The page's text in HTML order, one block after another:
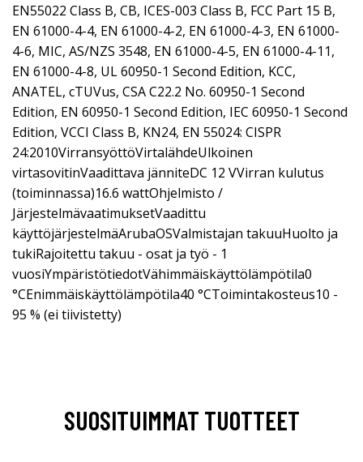
EN55022 Class B, CB, ICES-003 Class B, FCC Part 15 B,
EN 61000-4-4, EN 61000-4-2, EN 61000-4-3, EN 61000-
4-6, MIC, AS/NZS 3548, EN 61000-4-5, EN 61000-4-11,
EN 61000-4-8, UL 60950-1 Second Edition, KCC,
ANATEL, cTUVus, CSA C22.2 No. 60950-1 Second
Edition, EN 60950-1 Second Edition, IEC 60950-1 Second
Edition, VCCI Class B, KN24, EN 55024: CISPR
24:2010VirransyöttöVirtalähdeUlkoinen
virtasovitinVaadittava jänniteDC 12 VVirran kulutus
(toiminnassa)16.6 wattOhjelmisto /
JärjestelmävaatimuksetVaadittu
käyttöjärjestelmäArubaOSValmistajan takuuHuolto ja
tukiRajoitettu takuu - osat ja työ - 1
vuosiYmpäristötiedotVähimmäiskäyttölämpötila0
°CEnimmäiskäyttölämpötila40 °CToimintakosteus10 -
95 % (ei tiivistetty)
SUOSITUIMMAT TUOTTEET